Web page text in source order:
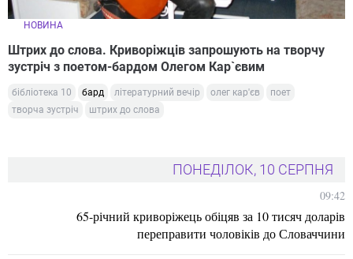
НОВИНА
Штрих до слова. Криворіжців запрошують на творчу
зустріч з поетом-бардом Олегом Кар`євим
бібліотека 10 бард літературний вечір олег кар'єв
поет
творча зустріч
штрих до слова
ПОНЕДІЛОК, 10 СЕРПНЯ
09:42
65-річний криворіжець обіцяв за 10 тисяч доларів
переправити чоловіків до Словаччини